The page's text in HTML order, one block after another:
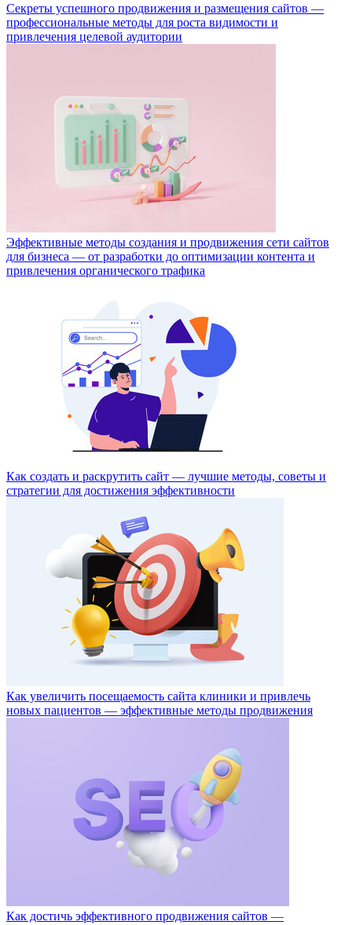
Секреты успешного продвижения и размещения сайтов —
профессиональные методы для роста видимости и
привлечения целевой аудитории
Эффективные методы создания и продвижения сети сайтов
для бизнеса — от разработки до оптимизации контента и
привлечения органического трафика
Как создать и раскрутить сайт — лучшие методы, советы и
стратегии для достижения эффективности
Как увеличить посещаемость сайта клиники и привлечь
новых пациентов — эффективные методы продвижения
Как достичь эффективного продвижения сайтов —